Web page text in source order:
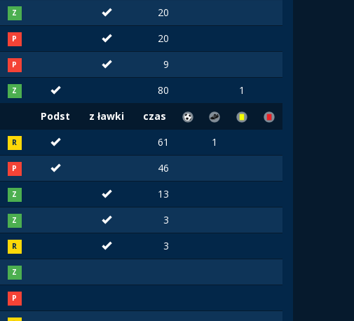
Z
20
P
20
P
9
Z 80
1
Podst z ławki
czas
R 61
1
P
46
Z
13
Z
3
R
3
Z
P